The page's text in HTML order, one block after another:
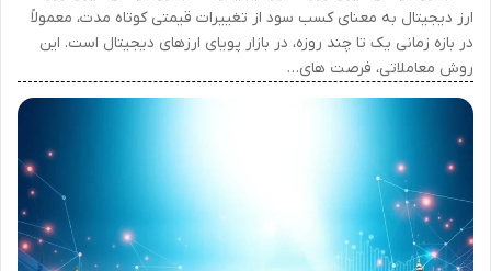
ارز دیجیتال به معنای کسب سود از تغییرات قیمتی کوتاه مدت، معمولاً
در بازه زمانی یک تا چند روزه، در بازار پویای ارزهای دیجیتال است. این
روش معاملاتی، فرصت های…